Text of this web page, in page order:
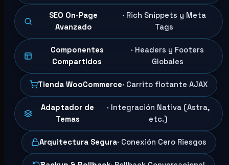
SEO On-Page
Avanzado
· Rich Snippets y Meta
Tags
Componentes
Compartidos
· Headers y Footers
Globales
Tienda WooCommerce· Carrito flotante AJAX
Adaptador de
Temas
· Integración Nativa (Astra,
etc.)
Arquitectura Segura· Conexión Cero Riesgos